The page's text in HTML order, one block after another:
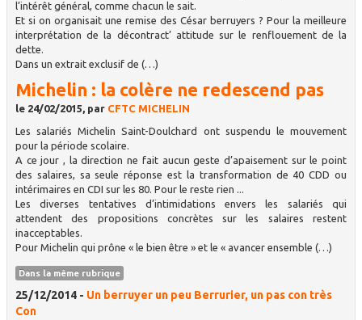
l’intérêt général, comme chacun le sait.
Et si on organisait une remise des César berruyers ? Pour la meilleure
interprétation de la décontract’ attitude sur le renflouement de la
dette.
Dans un extrait exclusif de (…)
Michelin : la colère ne redescend pas
le 24/02/2015, par CFTC MICHELIN
Les salariés Michelin Saint-Doulchard ont suspendu le mouvement
pour la période scolaire.
A ce jour , la direction ne fait aucun geste d’apaisement sur le point
des salaires, sa seule réponse est la transformation de 40 CDD ou
intérimaires en CDI sur les 80. Pour le reste rien ...
Les diverses tentatives d’intimidations envers les salariés qui
attendent des propositions concrètes sur les salaires restent
inacceptables.
Pour Michelin qui prône « le bien être » et le « avancer ensemble (…)
Dans la même rubrique
25/12/2014 - Un berruyer un peu Berrurier, un pas con très
Con